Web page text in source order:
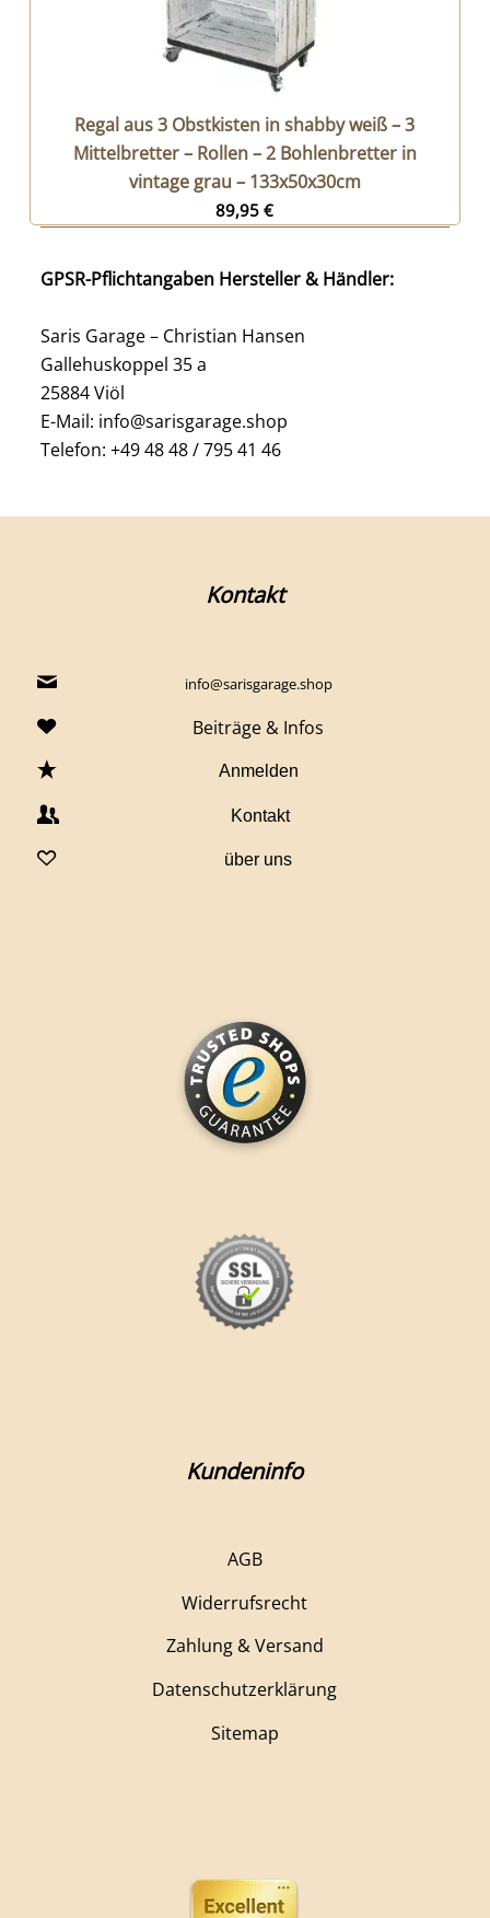
Regal aus 3 Obstkisten in shabby weiß – 3
Mittelbretter – Rollen – 2 Bohlenbretter in
vintage grau – 133x50x30cm
89,95€
GPSR-Pflichtangaben Hersteller & Händler:
Saris Garage – Christian Hansen
Gallehuskoppel 35 a
25884 Viöl
E-Mail: info@sarisgarage.shop
Telefon: +49 48 48 / 795 41 46
Kontakt
info@sarisgarage.shop
Beiträge & Infos
Anmelden
Kontakt
über uns
Kundeninfo
AGB
Widerrufsrecht
Zahlung & Versand
Datenschutzerklärung
Sitemap